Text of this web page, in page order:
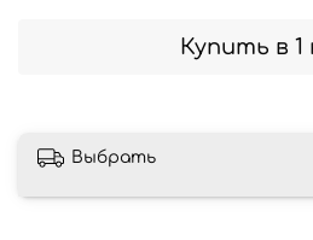
Купить в 1
Выбрать